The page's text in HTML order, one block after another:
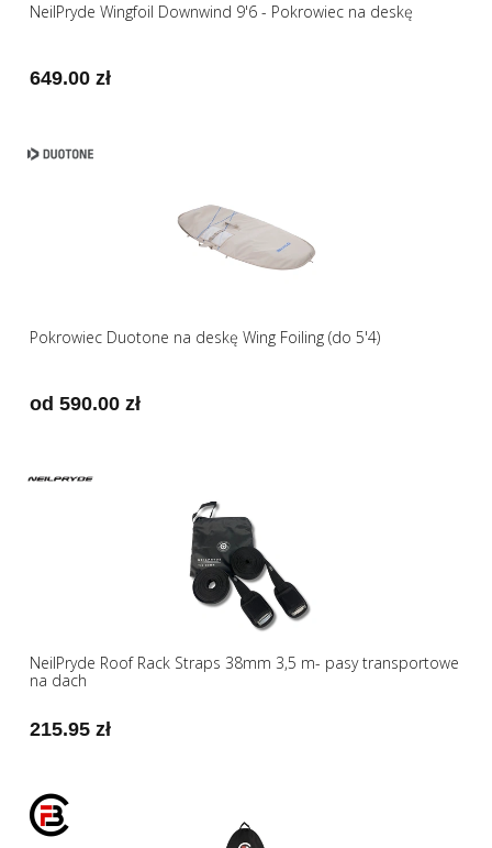
NeilPryde Wingfoil Downwind 9'6 - Pokrowiec na deskę
649.00 zł
Pokrowiec Duotone na deskę Wing Foiling (do 5'4)
od 590.00 zł
NeilPryde Roof Rack Straps 38mm 3,5 m- pasy transportowe
na dach
215.95 zł